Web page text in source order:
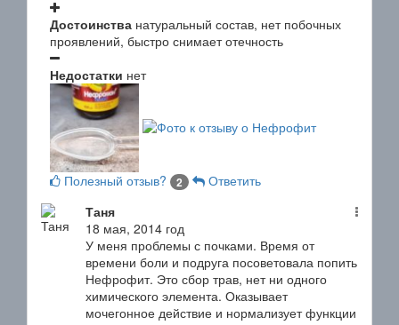
Достоинства натуральный состав, нет побочных
проявлений, быстро снимает отечность
Недостатки нет
Полезный отзыв? 2
Ответить
Таня
18 мая, 2014 год
У меня проблемы с почками. Время от
времени боли и подруга посоветовала попить
Нефрофит. Это сбор трав, нет ни одного
химического элемента. Оказывает
мочегонное действие и нормализует функции